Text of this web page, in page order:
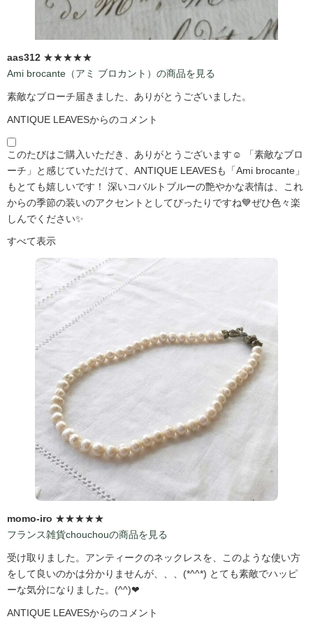
aas312 ★★★★★
Ami brocante（アミ ブロカント）の商品を見る
素敵なブローチ届きました、ありがとうございました。
ANTIQUE LEAVESからのコメント
このたびはご購入いただき、ありがとうございます☺️ 「素敵なブロ
ーチ」と感じていただけて、ANTIQUE LEAVESも「Ami brocante」
もとても嬉しいです！ 深いコバルトブルーの艶やかな表情は、これ
からの季節の装いのアクセントとしてぴったりですね💙ぜひ色々楽
しんでください✨
すべて表示
momo-iro ★★★★★
フランス雑貨chouchouの商品を見る
受け取りました。アンティークのネックレスを、このような使い方
をして良いのかは分かりませんが、、、(*^^*) とても素敵でハッピ
ーな気分になりました。(^^)❤
ANTIQUE LEAVESからのコメント